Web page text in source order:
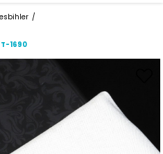
1690